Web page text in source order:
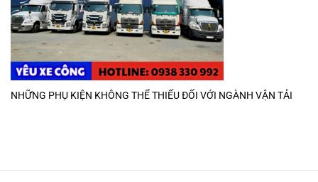
NHỮNG PHỤ KIỆN KHÔNG THỂ THIẾU ĐỐI VỚI NGÀNH VẬN TẢI